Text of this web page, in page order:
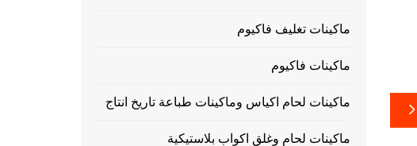
ماكينات تغليف فاكيوم
ماكينات فاكيوم
ماكينات لحام اكياس وماكينات طباعة تاريخ انتاج
ماكينات لحام وغلق اكواب بلاستيكية